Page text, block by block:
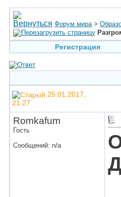
Форум мира >
Регистрация
25.01.2017,
21:27
Romkafum
Гость
Сообщений: n/a